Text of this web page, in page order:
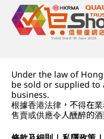
Under the law of
be sold or supplied to
business.
根據香港法律，不得在
售賣或供應令人醺醉的酒